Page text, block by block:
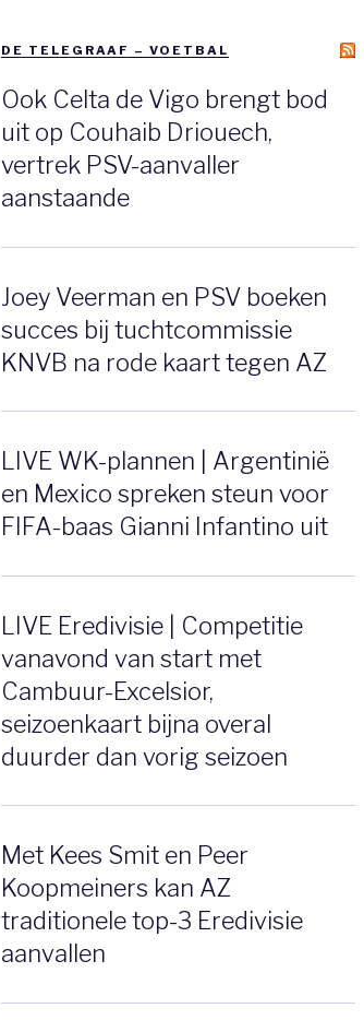
DE TELEGRAAF – VOETBAL
Ook Celta de Vigo brengt bod
uit op Couhaib Driouech,
vertrek PSV-aanvaller
aanstaande
Joey Veerman en PSV boeken
succes bij tuchtcommissie
KNVB na rode kaart tegen AZ
LIVE WK-plannen | Argentinië
en Mexico spreken steun voor
FIFA-baas Gianni Infantino uit
LIVE Eredivisie | Competitie
vanavond van start met
Cambuur-Excelsior,
seizoenkaart bijna overal
duurder dan vorig seizoen
Met Kees Smit en Peer
Koopmeiners kan AZ
traditionele top-3 Eredivisie
aanvallen